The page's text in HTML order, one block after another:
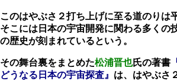
このはやぶさ２打ち上げに至る道のりは
そこには日本の宇宙開発に関わる多くの
の歴史が刻まれているという。
その舞台裏をまとめた松浦晋也氏の著書
どうなる日本の宇宙探査』 は、はやぶさ